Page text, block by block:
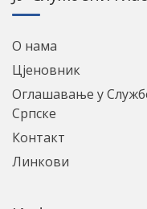
О нама
Цјеновник
Оглашавање у
Српске
Контакт
Линкови